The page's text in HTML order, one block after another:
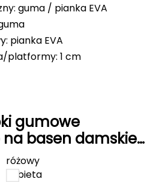
guma / pianka EVA
pianka EVA
platformy: 1 cm
gumowe
basen damskie
różowy
kobieta